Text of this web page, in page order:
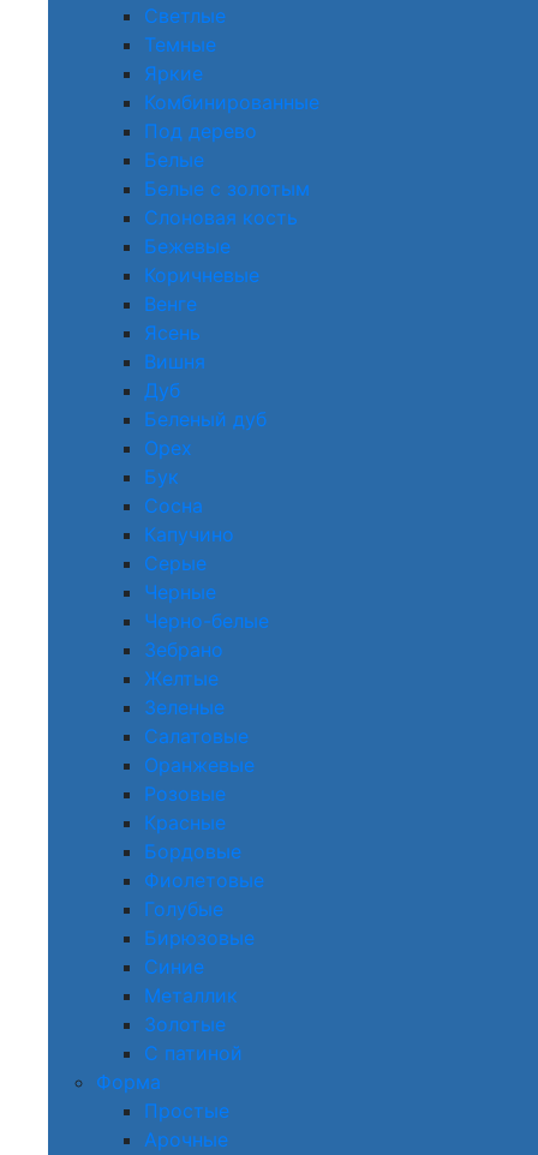
Светлые
Темные
Яркие
Комбинированные
Под дерево
Белые
Белые с золотым
Слоновая кость
Бежевые
Коричневые
Венге
Ясень
Вишня
Дуб
Беленый дуб
Орех
Бук
Сосна
Капучино
Серые
Черные
Черно-белые
Зебрано
Желтые
Зеленые
Салатовые
Оранжевые
Розовые
Красные
Бордовые
Фиолетовые
Голубые
Бирюзовые
Синие
Металлик
Золотые
С патиной
Форма
Простые
Арочные